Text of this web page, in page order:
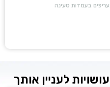
בעמדות טעינה
לעניין אותך